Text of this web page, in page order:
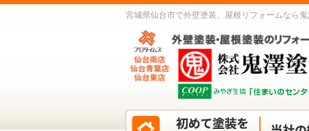
宮城県仙台市で外壁塗装、屋根リフォームなら